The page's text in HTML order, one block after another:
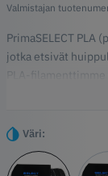
Valmistajan
PrimaSELECT
jotka etsivät
PLA-
vaan on myös
Kohokohdat
Helppo tulostaa
Suhteellisen
Väri: